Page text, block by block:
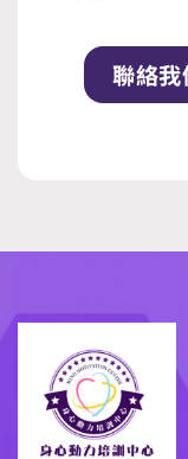
聯絡我